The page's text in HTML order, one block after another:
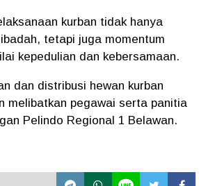
kurban tidak hanya
tetapi juga momentum
kepedulian dan kebersamaan.
dan distribusi hewan kurban
melibatkan pegawai serta panitia
Pelindo Regional 1 Belawan.